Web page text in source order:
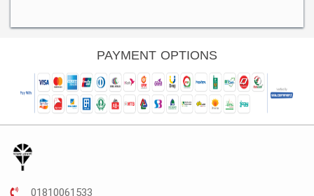
PAYMENT OPTIONS
01810061533